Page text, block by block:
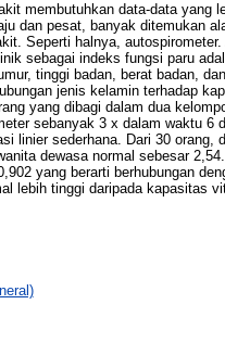
membutuhkan data-data
dan pesat, banyak ditemukan
Seperti halnya,
sebagai indeks fungsi paru
tinggi badan, berat badan,
jenis kelamin terhadap
yang dibagi dalam dua
sebanyak 3 x dalam waktu
linier sederhana. Dari 30
dewasa normal sebesar
yang berarti berhubungan
lebih tinggi daripada kapasitas